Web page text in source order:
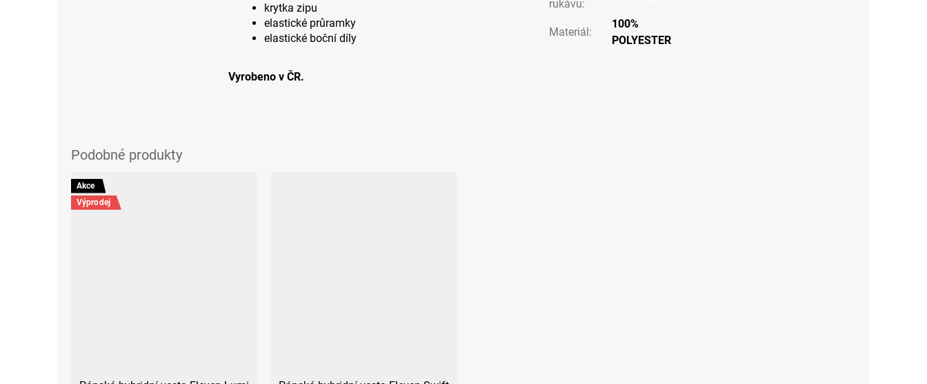
krytka zipu
elastické průramky
elastické boční díly
Vyrobeno v ČR.
rukávu:
Materiál:
100%
POLYESTER
Akce
Výprodej